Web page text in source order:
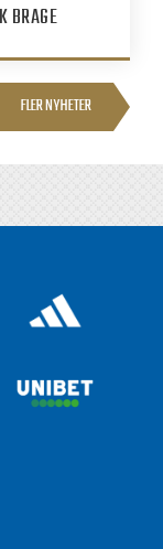
BRAGE
FLER NYHETER